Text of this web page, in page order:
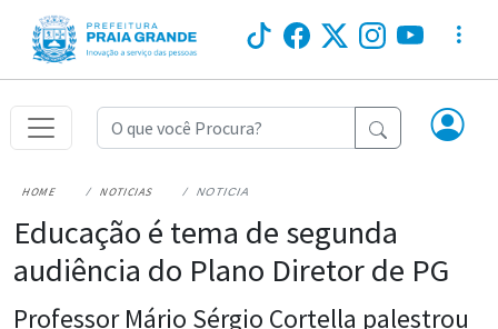
HOME NOTICIAS NOTICIA
Educação é tema de segunda
audiência do Plano Diretor de PG
Professor Mário Sérgio Cortella palestrou